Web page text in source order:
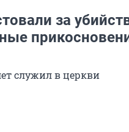
за
служил в церкви